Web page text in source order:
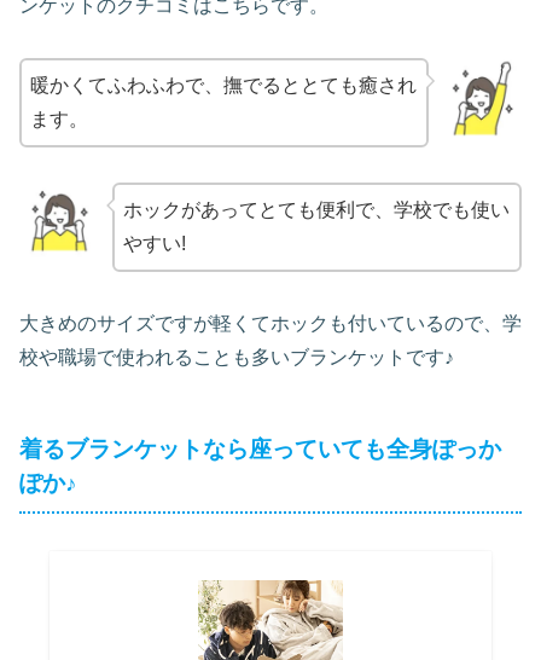
ンケットのクチコミはこちらです。
暖かくてふわふわで、撫でるととても癒され
ます。
ホックがあってとても便利で、学校でも使い
やすい!
大きめのサイズですが軽くてホックも付いているので、学
校や職場で使われることも多いブランケットです♪
着るブランケットなら座っていても全身ぽっか
ぽか♪